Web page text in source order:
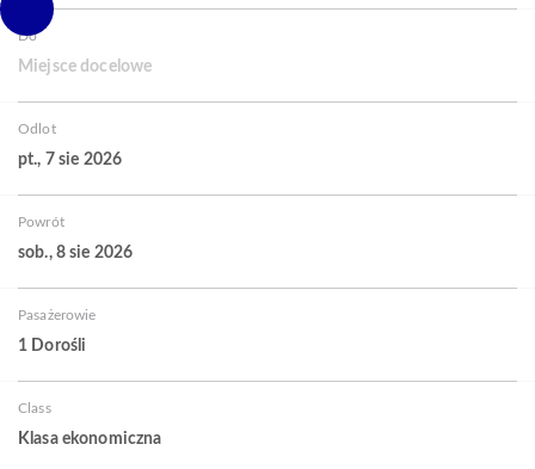
Do
Miejsce docelowe
Odlot
pt., 7 sie 2026
Powrót
sob., 8 sie 2026
Pasażerowie
1 Dorośli
Class
Klasa ekonomiczna